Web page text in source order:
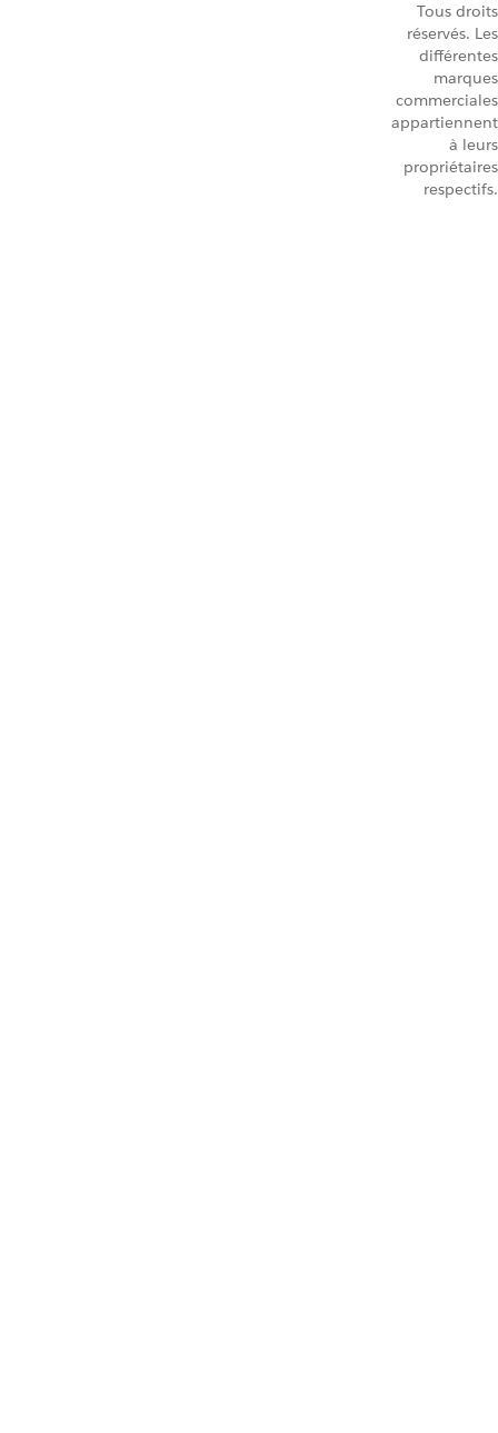
Tous droits
réservés. Les
différentes
marques
commerciales
appartiennent
à leurs
propriétaires
respectifs.